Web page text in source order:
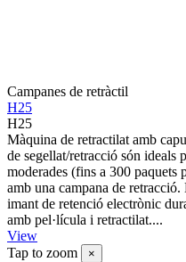
Campanes de retràctil
H25
H25
Màquina de retractilat amb
de segellat/retracció són ideals
moderades (fins a 300 paquets
amb una campana de
imant de retenció electrònic
amb pel·lícula i retractilat....
View
Tap to zoom
×